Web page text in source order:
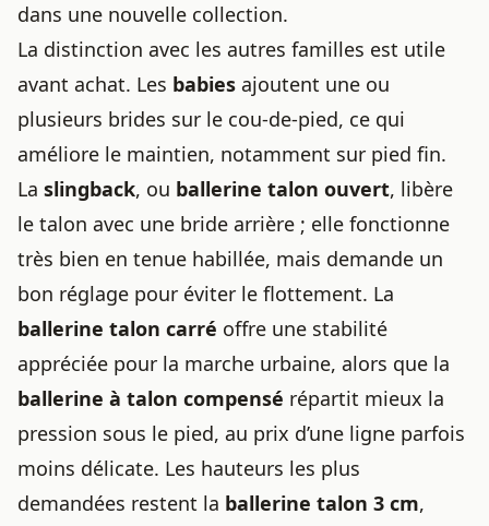
dans une nouvelle collection.
La distinction avec les autres familles est utile
avant achat. Les babies ajoutent une ou
plusieurs brides sur le cou-de-pied, ce qui
améliore le maintien, notamment sur pied fin.
La slingback, ou ballerine talon ouvert, libère
le talon avec une bride arrière ; elle fonctionne
très bien en tenue habillée, mais demande un
bon réglage pour éviter le flottement. La
ballerine talon carré offre une stabilité
appréciée pour la marche urbaine, alors que la
ballerine à talon compensé répartit mieux la
pression sous le pied, au prix d’une ligne parfois
moins délicate. Les hauteurs les plus
demandées restent la ballerine talon 3 cm,